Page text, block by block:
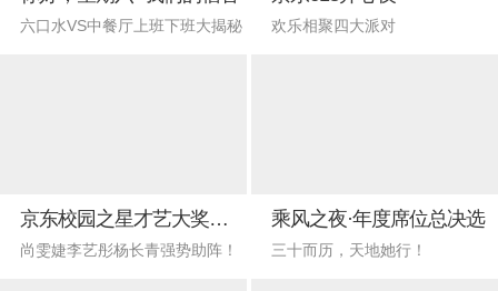
六口水VS中餐厅上班下班大揭秘 欢乐相聚四大派对
京东校园之星才艺大奖赛总决赛
尚雯婕李艺彤杨长青强势助阵！
乘风之夜·年度席位总决选
三十而历，天地她行！